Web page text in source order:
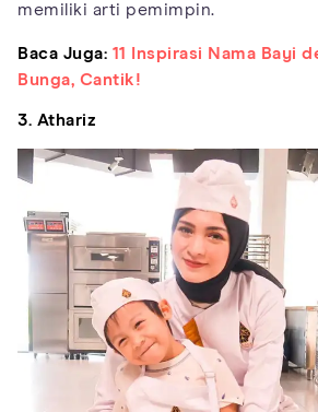
memiliki arti pemimpin.
Baca Juga: 11 Inspirasi Nama Bayi
Bunga, Cantik!
3. Athariz